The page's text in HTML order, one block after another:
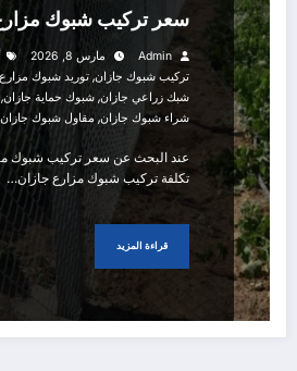
سعر تركيب شبوك
Admin مارس 8, 2026
تركيب شبوك جازان, توريد شبوك مزارع
شبك زراعي جازان, شبوك حماية جازان,
شراء شبوك جازان, مقاول شبوك جازان
عند البحث عن سعر تركيب شبوك
تكلفة تركيب شبوك مزارع جازان…
قراءة المزيد